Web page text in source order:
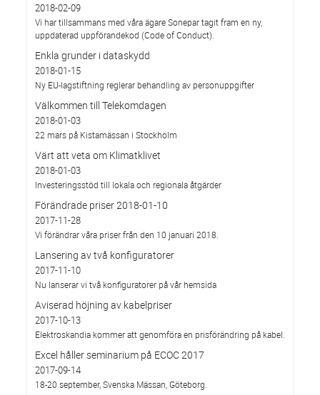
2018-02-09
Vi har tillsammans med våra ägare Sonepar tagit fram en ny,
uppdaterad uppförandekod (Code of Conduct).
Enkla grunder i dataskydd
2018-01-15
Ny EU-lagstiftning reglerar behandling av personuppgifter
Välkommen till Telekomdagen
2018-01-03
22 mars på Kistamässan i Stockholm
Värt att veta om Klimatklivet
2018-01-03
Investeringsstöd till lokala och regionala åtgärder
Förändrade priser 2018-01-10
2017-11-28
Vi förändrar våra priser från den 10 januari 2018.
Lansering av två konfiguratorer
2017-11-10
Nu lanserar vi två konfiguratorer på vår hemsida
Aviserad höjning av kabelpriser
2017-10-13
Elektroskandia kommer att genomföra en prisförändring på kabel.
Excel håller seminarium på ECOC 2017
2017-09-14
18-20 september, Svenska Mässan, Göteborg.